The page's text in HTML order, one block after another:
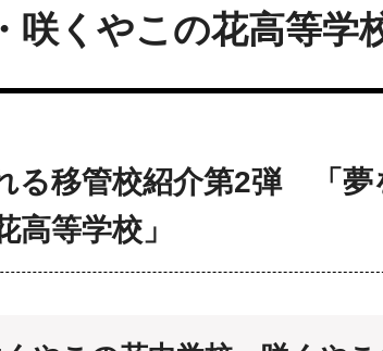
咲くやこの花高等学
る移管校紹介第2弾 「
高等学校」